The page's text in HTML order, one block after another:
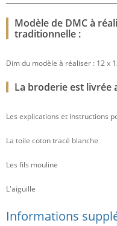
Modèle de DMC à
traditionnelle :
Dim du modèle à réaliser : 12 x
La broderie est livrée
Les explications et instructions
La toile coton tracé blanche
Les fils mouline
L'aiguille
Informations